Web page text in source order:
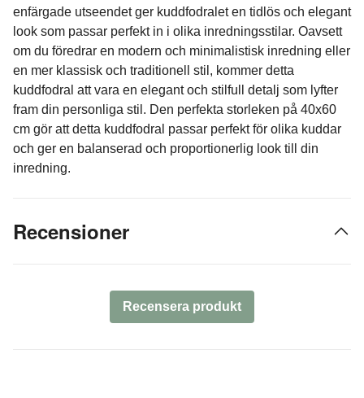
enfärgade utseendet ger kuddfodralet en tidlös och elegant
look som passar perfekt in i olika inredningsstilar. Oavsett
om du föredrar en modern och minimalistisk inredning eller
en mer klassisk och traditionell stil, kommer detta
kuddfodral att vara en elegant och stilfull detalj som lyfter
fram din personliga stil. Den perfekta storleken på 40x60
cm gör att detta kuddfodral passar perfekt för olika kuddar
och ger en balanserad och proportionerlig look till din
inredning.
Recensioner
Recensera produkt